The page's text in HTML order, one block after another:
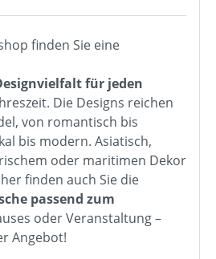
finden Sie eine
für jeden
Die Designs reichen
von romantisch bis
bis modern. Asiatisch,
oder maritimen Dekor
finden auch Sie die
passend zum
oder Veranstaltung –
Angebot!